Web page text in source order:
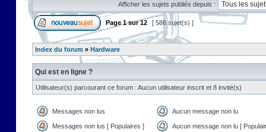
Afficher les sujets publiés depuis :
Page1sur12 [ 586 sujet(s) ]
Index du forum » Hardware
Qui est en ligne ?
Utilisateur(s) parcourant ce forum : Aucun utilisateur inscrit et 8 invité(s)
Messages non lus Aucun message non lu
Messages non lus [ Populaires ] Aucun message non lu [